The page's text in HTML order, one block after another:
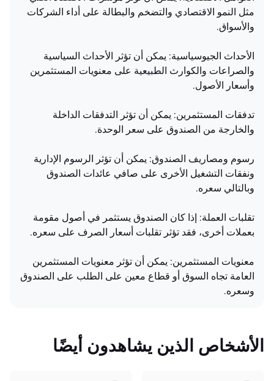
مثل النمو الاقتصادي والتضخم والبطالة على أداء الشركات
والأسواق.
الأحداث الجيوسياسية: يمكن أن تؤثر الأحداث السياسية
والصراعات والكوارث الطبيعية على معنويات المستثمرين
وأسعار الأصول.
تدفقات المستثمرين: يمكن أن تؤثر التدفقات الداخلة
والخارجة من الصندوق على سعر الوحدة.
رسوم ومصاريف الصندوق: يمكن أن تؤثر الرسوم الإدارية
ونفقات التشغيل الأخرى على صافي عائدات الصندوق
وبالتالي سعره.
تقلبات العملة: إذا كان الصندوق يستثمر في أصول مقومة
بعملات أخرى، فقد تؤثر تقلبات أسعار الصرف على سعره.
معنويات المستثمرين: يمكن أن تؤثر معنويات المستثمرين
العامة تجاه السوق أو قطاع معين على الطلب على الصندوق
وسعره.
الأشخاص الذين يشاهدون أيضًا